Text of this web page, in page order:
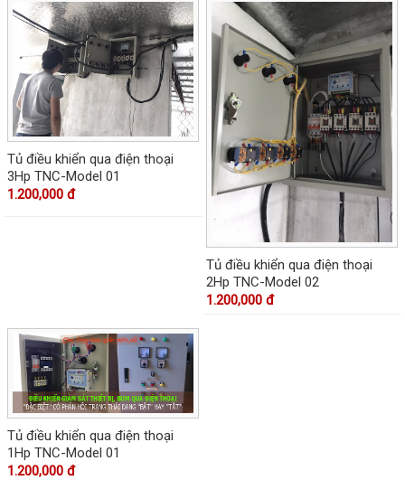
Tủ điều khiển qua điện thoại
3Hp TNC-Model 01
1.200,000 đ
Tủ điều khiển qua điện thoại
2Hp TNC-Model 02
1.200,000 đ
Tủ điều khiển qua điện thoại
1Hp TNC-Model 01
1.200,000 đ